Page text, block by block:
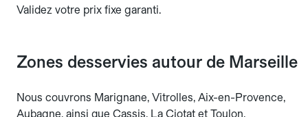
Validez votre prix fixe garanti.
Zones desservies autour de Marseille
Nous couvrons Marignane, Vitrolles, Aix-en-Provence,
Aubagne, ainsi que Cassis, La Ciotat et Toulon.